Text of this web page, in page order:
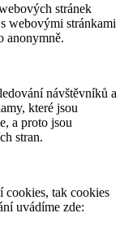
stránek
webovými stránkami
anonymně.
návštěvníků a
které jsou
a proto jsou
stran.
cookies, tak cookies
uvádíme zde: